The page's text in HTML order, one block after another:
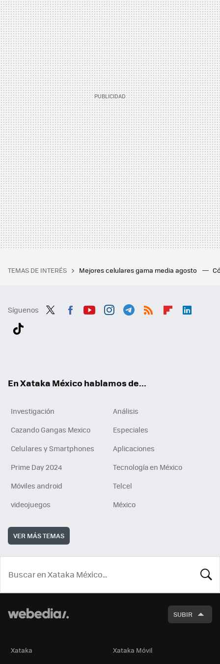
TEMAS DE INTERÉS Mejores celulares gama media agosto
Síguenos
En Xataka México hablamos de...
Investigación
Análisis
Cazando Gangas Mexico
Especiales
Celulares y Smartphones
Aplicaciones
Prime Day 2024
Tecnología en México
Móviles android
Telcel
videojuegos
México
VER MÁS TEMAS
SUBIR
Xataka
Xataka Móvil